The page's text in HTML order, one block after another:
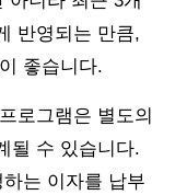
반영되는 만큼,
좋습니다.
로그램은 별도의
될 수 있습니다.
는 이자를 납부